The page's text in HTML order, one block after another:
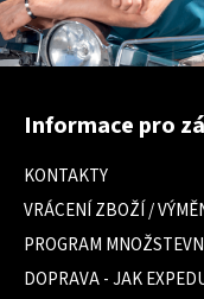
Z
Informace pro
KONTAKTY
VRÁCENÍ ZBOŽÍ /
PROGRAM
DOPRAVA - JAK